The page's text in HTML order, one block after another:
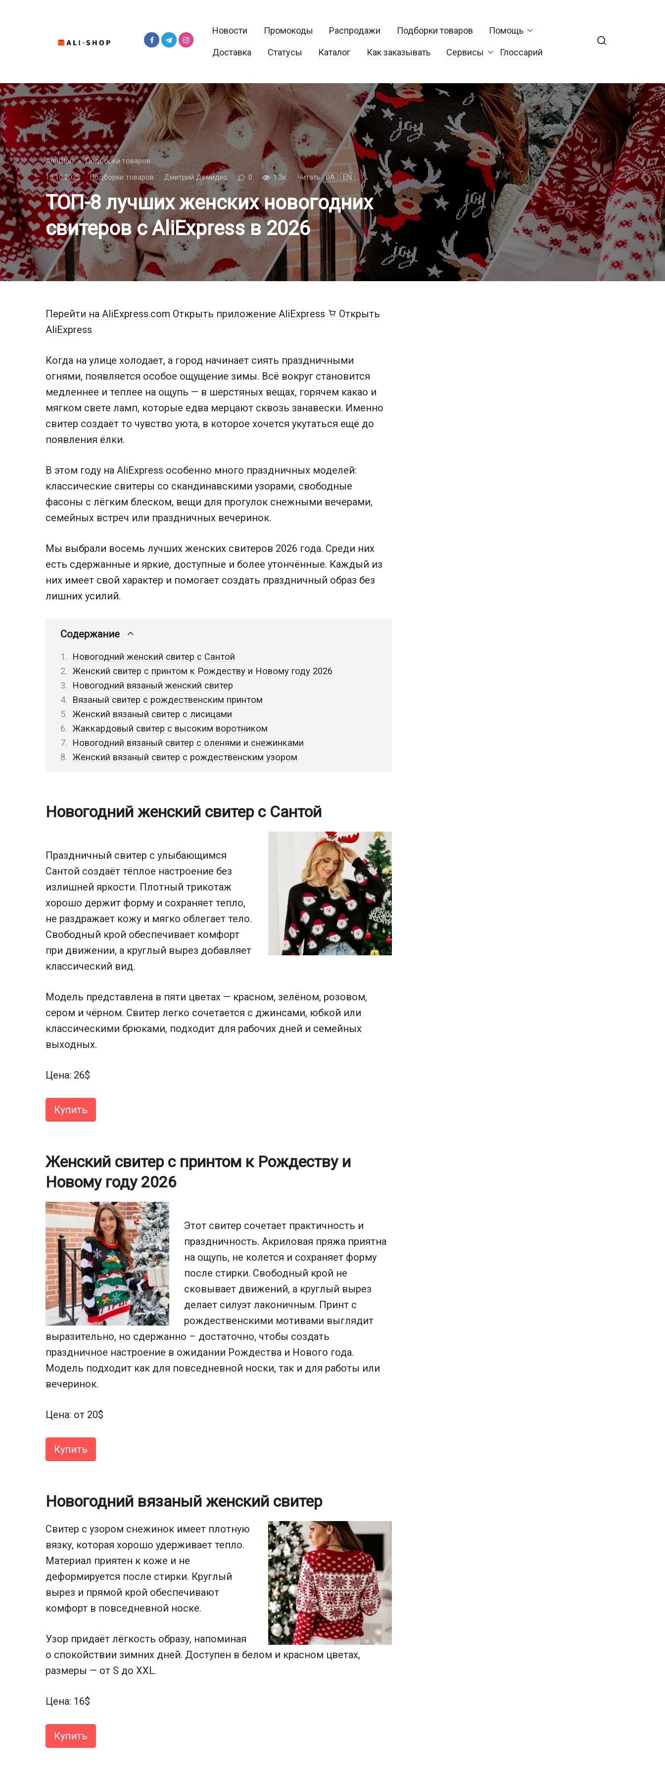
Новости Промокоды Распродажи Подборки товаров Помощь
Доставка Статусы Каталог Как заказывать Сервисы Глоссарий
АлиШоп » Подборки товаров
19.10.2025 Подборки товаров Дмитрий Демидко 0 1.3к. Читать UA EN
ТОП-8 лучших женских новогодних
свитеров с AliExpress в 2026
Перейти на AliExpress.com Открыть приложение AliExpress
Открыть
AliExpress
Когда на улице холодает, а город начинает сиять праздничными
огнями, появляется особое ощущение зимы. Всё вокруг становится
медленнее и теплее на ощупь — в шерстяных вещах, горячем какао и
мягком свете ламп, которые едва мерцают сквозь занавески. Именно
свитер создаёт то чувство уюта, в которое хочется укутаться ещё до
появления ёлки.
В этом году на AliExpress особенно много праздничных моделей:
классические свитеры со скандинавскими узорами, свободные
фасоны с лёгким блеском, вещи для прогулок снежными вечерами,
семейных встреч или праздничных вечеринок.
Мы выбрали восемь лучших женских свитеров 2026 года. Среди них
есть сдержанные и яркие, доступные и более утончённые. Каждый из
них имеет свой характер и помогает создать праздничный образ без
лишних усилий.
Содержание
Новогодний женский свитер с Сантой
Женский свитер с принтом к Рождеству и Новому году 2026
Новогодний вязаный женский свитер
Вязаный свитер с рождественским принтом
Женский вязаный свитер с лисицами
Жаккардовый свитер с высоким воротником
Новогодний вязаный свитер с оленями и снежинками
Женский вязаный свитер с рождественским узором
Новогодний женский свитер с Сантой
Праздничный свитер с улыбающимся
Сантой создаёт тёплое настроение без
излишней яркости. Плотный трикотаж
хорошо держит форму и сохраняет тепло,
не раздражает кожу и мягко облегает тело.
Свободный крой обеспечивает комфорт
при движении, а круглый вырез добавляет
классический вид.
Модель представлена в пяти цветах — красном, зелёном, розовом,
сером и чёрном. Свитер легко сочетается с джинсами, юбкой или
классическими брюками, подходит для рабочих дней и семейных
выходных.
Цена: 26$
Купить
Женский свитер с принтом к Рождеству и
Новому году 2026
Этот свитер сочетает практичность и
праздничность. Акриловая пряжа приятна
на ощупь, не колется и сохраняет форму
после стирки. Свободный крой не
сковывает движений, а круглый вырез
делает силуэт лаконичным. Принт с
рождественскими мотивами выглядит
выразительно, но сдержанно – достаточно, чтобы создать
праздничное настроение в ожидании Рождества и Нового года.
Модель подходит как для повседневной носки, так и для работы или
вечеринок.
Цена: от 20$
Купить
Новогодний вязаный женский свитер
Свитер с узором снежинок имеет плотную
вязку, которая хорошо удерживает тепло.
Материал приятен к коже и не
деформируется после стирки. Круглый
вырез и прямой крой обеспечивают
комфорт в повседневной носке.
Узор придаёт лёгкость образу, напоминая
о спокойствии зимних дней. Доступен в белом и красном цветах,
размеры — от S до XXL.
Цена: 16$
Купить